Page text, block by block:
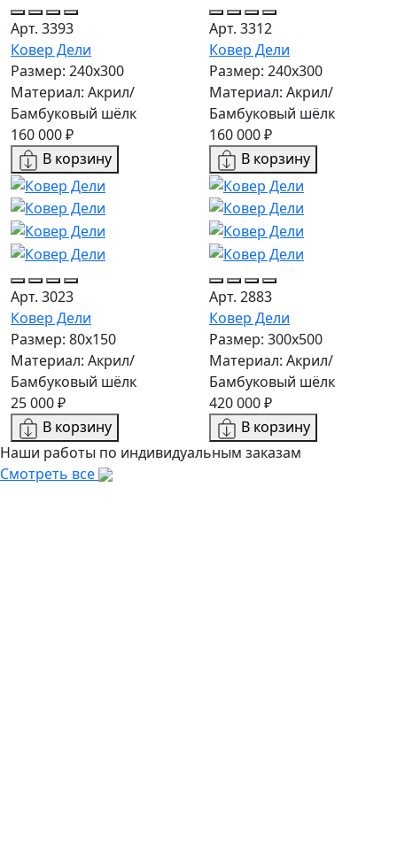
Арт. 3393
Ковер Дели
Размер: 240х300
Материал: Акрил/
Бамбуковый шёлк
160 000 ₽
В корзину
Арт. 3312
Ковер Дели
Размер: 240х300
Материал: Акрил/
Бамбуковый шёлк
160 000 ₽
В корзину
Арт. 3023
Ковер Дели
Размер: 80x150
Материал: Акрил/
Бамбуковый шёлк
25 000 ₽
В корзину
Арт. 2883
Ковер Дели
Размер: 300х500
Материал: Акрил/
Бамбуковый шёлк
420 000 ₽
В корзину
Наши работы по индивидуальным заказам
Смотреть все